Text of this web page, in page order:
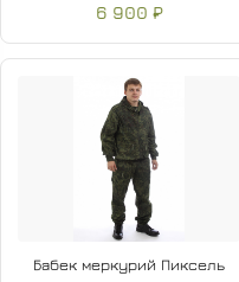
6 900 ₽
Бабек меркурий Пиксель